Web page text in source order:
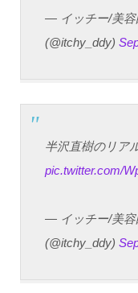
— イッチー/美容
(@itchy_ddy)
半沢直樹のリア
pic.twitter.com/
— イッチー/美容
(@itchy_ddy)